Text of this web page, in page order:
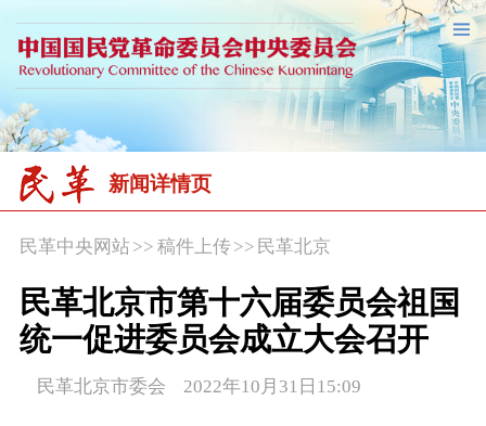
新闻详情页
民革中央网站>> 稿件上传 >> 民革北京
民革北京市第十六届委员会祖国
统一促进委员会成立大会召开
民革北京市委会 2022年10月31日15:09